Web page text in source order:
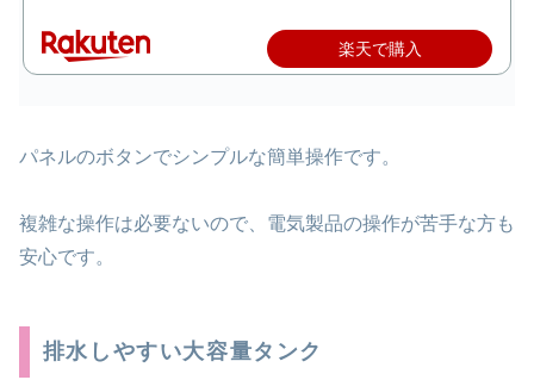
楽天で購入
パネルのボタンでシンプルな簡単操作です。
複雑な操作は必要ないので、電気製品の操作が苦手な方も
安心です。
排水しやすい大容量タンク